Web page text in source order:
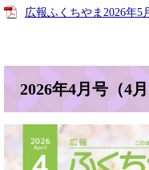
広報ふくちやま2026年5
2026年4月号（4